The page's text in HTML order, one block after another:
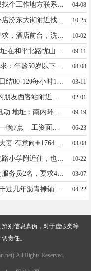
04-08
求职：本人女，年龄45岁，想在小店汾东大街附近找个工作。电话13734137582 10-25
本人女。从事前台工作多年，预寻求，酒店前台，洗浴前台，有着丰富经验，需地址在太原南站，长风东街。有需要者请拨打电话18035106320李女士。 10-02
09-11
招聘今天下午发传单人员女1人 要求：年龄50岁以下，有工作经验者，不能偷奸耍滑，好好发单页，不扔单页，老板会不定期查岗不好好干没有工资 工资：40一下午 时间：3.00-7:00 地址：龙潭公园附近 电话：13466851978微信同号 放鸽子勿扰 08-08
03-11
02-01
招送货员 要求：有c1驾照，会骑电动 地址：南内环阳光数码港附近 工资：4000+ 主营业务：电脑，打印机，办公耗材，桶装水等 交通工具：上班期间提供交通工具及电话卡 电话：17635704111（微信同号） 徐经理 非诚勿扰，谢谢 09-19
06-23
万柏林区招保洁 一男一女 最好是夫妻 有意向➕17643229042 03-08
求职半天上午班在杏花岭区建设北路小学附近住，也想征婚39岁单身女，电话13994637687 10-22
二毛电烤串店招聘，学徒工一名女服务员2名，要求40岁左右，手脚麻利，口齿伶利吃苦耐劳真心想干的，长期合作的，工作时间下午5点半到凌晨一点或者2点，工资3000/4000元非诚勿扰、地址亲贤北街航苑北路15835062895-18735182895 03-07
本人28岁 有驾驶本自己有车 之前干过几年沥青摊铺技术员 本科学历 专业道路桥梁 目前在小店区居住 想找一份短期或长期的工作 能接受出差 能吃苦 工资待遇可以谈 能学到新东西更好 有类似用人需求的老板可以打电话沟通。联系电话18834015273 04-22
别信息真伪，对于虚假类等
责任。
All Rights Reserved.